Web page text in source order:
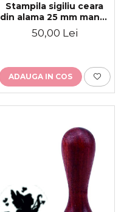
Stampila sigiliu ceara
din alama 25 mm maner
lemn personalizat
50,00 Lei
ADAUGA IN COS